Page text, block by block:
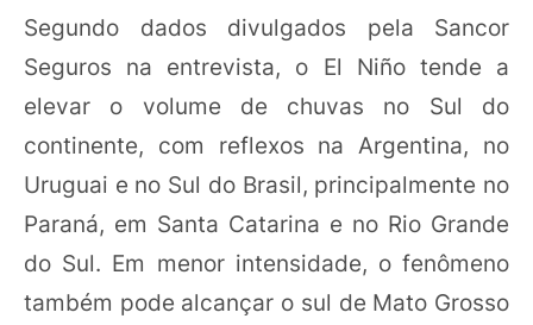
Segundo dados divulgados pela Sancor
Seguros na entrevista, o El Niño tende a
elevar o volume de chuvas no Sul do
continente, com reflexos na Argentina, no
Uruguai e no Sul do Brasil, principalmente no
Paraná, em Santa Catarina e no Rio Grande
do Sul. Em menor intensidade, o fenômeno
também pode alcançar o sul de Mato Grosso